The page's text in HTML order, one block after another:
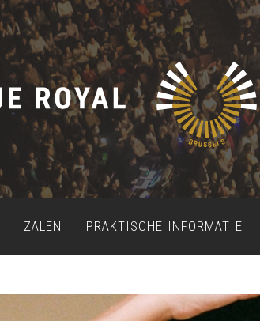
ZALEN PRAKTISCHE INFORMATIE